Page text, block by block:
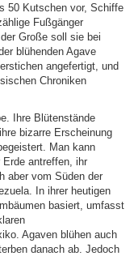
50 Kutschen vor, Schiffe
Fußgänger
Große soll sie bei
blühenden Agave
angefertigt, und
Chroniken
Ihre Blütenstände
bizarre Erscheinung
Man kann
antreffen, ihr
aber vom Süden der
In ihrer heutigen
basiert, umfasst
Agaven blühen auch
danach ab. Jedoch